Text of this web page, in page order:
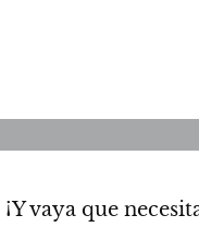
¡Y vaya que